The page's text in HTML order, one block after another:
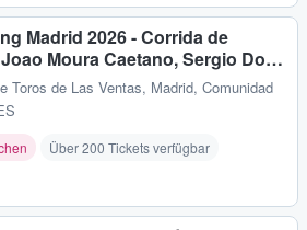
Madrid 2026 - Corrida de
Moura Caetano, Sergio Do…
Toros de Las Ventas, Madrid, Comunidad
Über 200 Tickets verfügbar